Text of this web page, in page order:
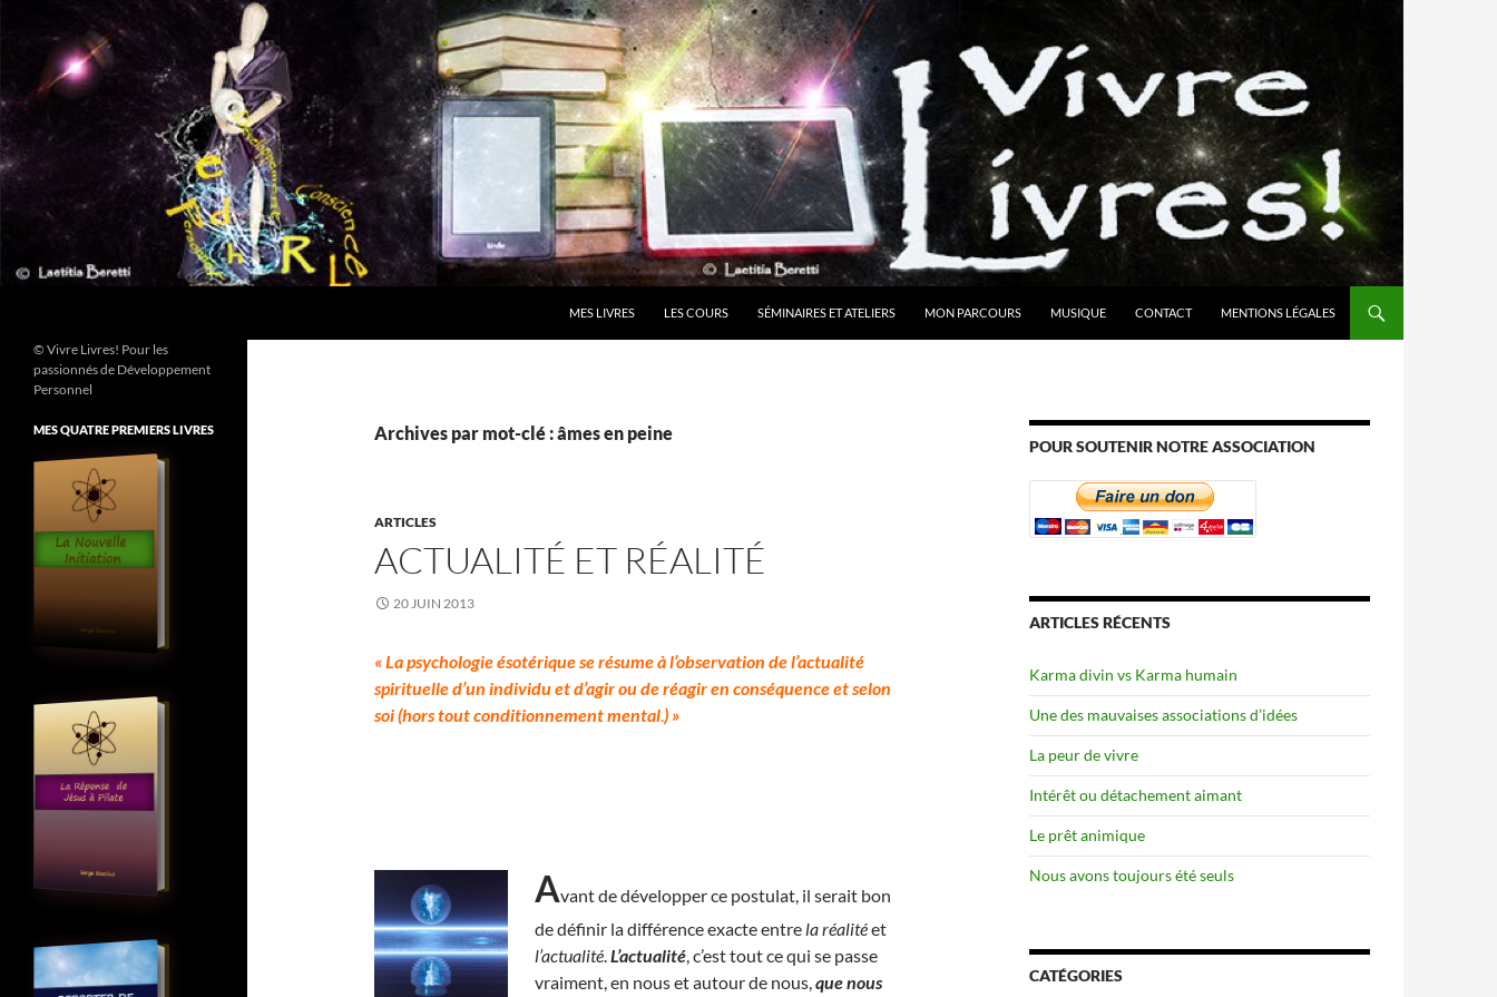
contenu
MES LIVRES LES COURS SÉMINAIRES ET ATELIERS MON PARCOURS MUSIQUE CONTACT MENTIONS LÉGALES
Archives par mot-clé : âmes en peine
ARTICLES
ACTUALITÉ ET RÉALITÉ
20 JUIN 2013
« La psychologie ésotérique se résume à l’observation de l’actualité
spirituelle d’un individu et d’agir ou de réagir en conséquence et selon
soi (hors tout conditionnement mental.) »
Avant de développer ce postulat, il serait bon
de définir la différence exacte entre laréalitéet
l’actualité.L’actualité, c’est tout ce qui se passe
vraiment, en nous et autour de nous,que nous
POUR SOUTENIR NOTRE ASSOCIATION
ARTICLES RÉCENTS
Karma divin vs Karma humain
Une des mauvaises associations d’idées
La peur de vivre
Intérêt ou détachement aimant
Le prêt animique
Nous avons toujours été seuls
CATÉGORIES
© Vivre Livres! Pour les
passionnés de Développement
Personnel
MES QUATRE PREMIERS LIVRES